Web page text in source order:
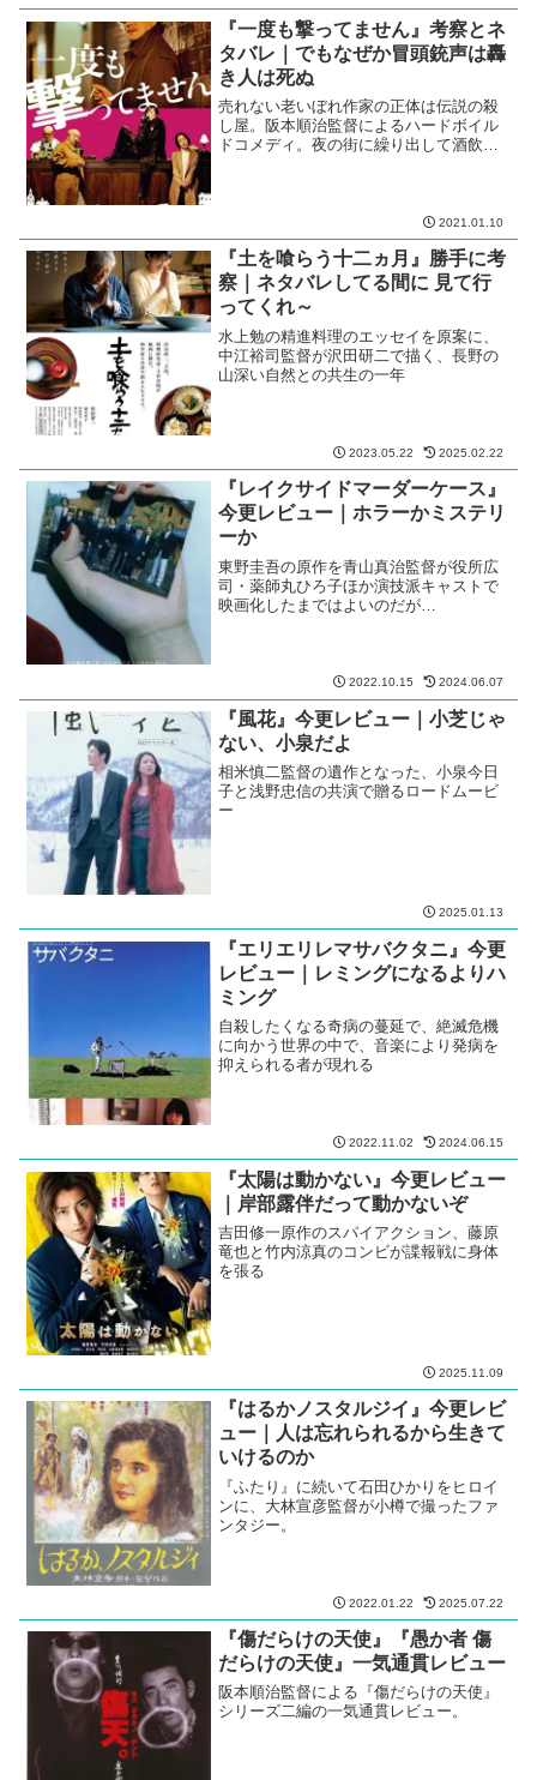
『一度も撃ってません』考察とネ
タバレ｜でもなぜか冒頭銃声は轟
き人は死ぬ
売れない老いぼれ作家の正体は伝説の殺
し屋。阪本順治監督によるハードボイル
ドコメディ。夜の街に繰り出して酒飲ん
2021.01.10
『土を喰らう十二ヵ月』勝手に考
察｜ネタバレしてる間に 見て行
ってくれ～
水上勉の精進料理のエッセイを原案に、
中江裕司監督が沢田研二で描く、長野の
山深い自然との共生の一年
2023.05.22 2025.02.22
『レイクサイドマーダーケース』
今更レビュー｜ホラーかミステリ
ーか
東野圭吾の原作を青山真治監督が役所広
司・薬師丸ひろ子ほか演技派キャストで
映画化したまではよいのだが…
2022.10.15 2024.06.07
『風花』今更レビュー｜小芝じゃ
ない、小泉だよ
相米慎二監督の遺作となった、小泉今日
子と浅野忠信の共演で贈るロードムービ
ー
2025.01.13
『エリエリレマサバクタニ』今更
レビュー｜レミングになるよりハ
ミング
自殺したくなる奇病の蔓延で、絶滅危機
に向かう世界の中で、音楽により発病を
抑えられる者が現れる
2022.11.02 2024.06.15
『太陽は動かない』今更レビュー
｜岸部露伴だって動かないぞ
吉田修一原作のスパイアクション、藤原
竜也と竹内涼真のコンビが諜報戦に身体
を張る
2025.11.09
『はるかノスタルジイ』今更レビ
ュー｜人は忘れられるから生きて
いけるのか
『ふたり』に続いて石田ひかりをヒロイ
ンに、大林宣彦監督が小樽で撮ったファ
ンタジー。
2022.01.22 2025.07.22
『傷だらけの天使』『愚か者 傷
だらけの天使』一気通貫レビュー
阪本順治監督による『傷だらけの天使』
シリーズ二編の一気通貫レビュー。